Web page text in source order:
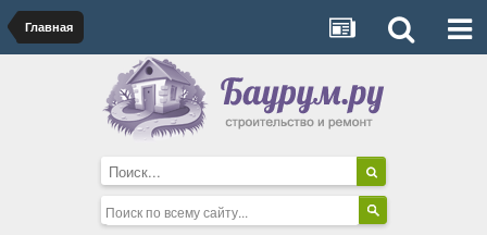
Главная